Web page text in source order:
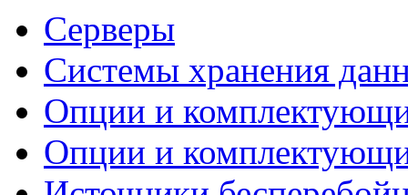
Серверы
Системы хранения
Опции и
Опции и